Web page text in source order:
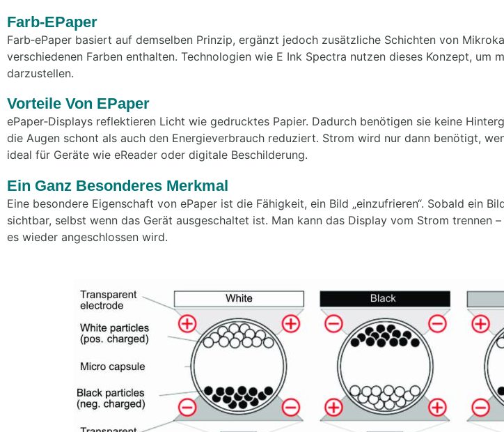
Farb‑ePaper
Farb‑ePaper basiert auf demselben Prinzip, ergänzt jedoch zusätzliche Schichten von
verschiedenen Farben enthalten. Technologien wie E Ink Spectra nutzen dieses Konzept, um
darzustellen.
Vorteile Von EPaper
ePaper‑Displays reflektieren Licht wie gedrucktes Papier. Dadurch benötigen sie keine
die Augen schont als auch den Energieverbrauch reduziert. Strom wird nur dann benötigt,
ideal für Geräte wie eReader oder digitale Beschilderung.
Ein Ganz Besonderes Merkmal
Eine besondere Eigenschaft von ePaper ist die Fähigkeit, ein Bild „einzufrieren“. Sobald ein
sichtbar, selbst wenn das Gerät ausgeschaltet ist. Man kann das Display vom Strom trennen
es wieder angeschlossen wird.